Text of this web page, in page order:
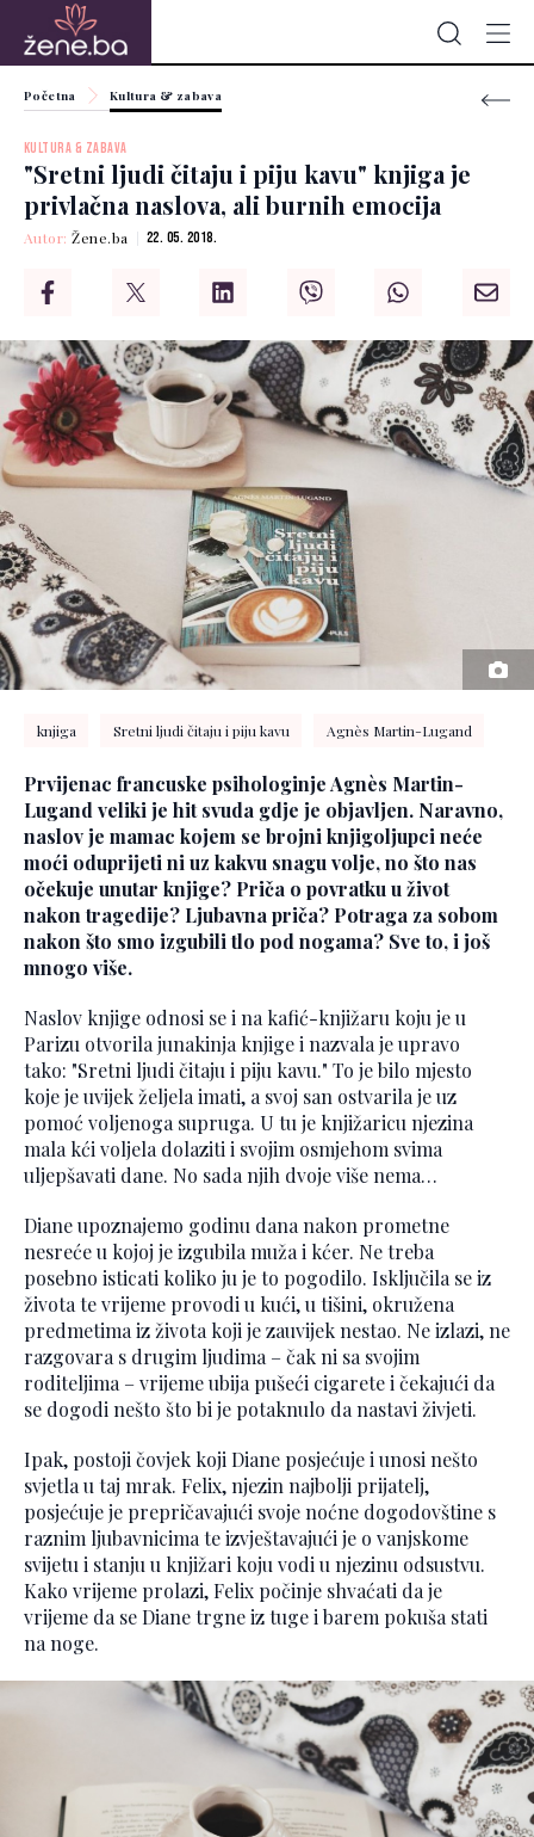
Početna Kultura & zabava
KULTURA & ZABAVA
"Sretni ljudi čitaju i piju kavu" knjiga je
privlačna naslova, ali burnih emocija
Autor:Žene.ba 22. 05. 2018.
knjiga Sretni ljudi čitaju i piju kavu Agnès Martin-Lugand
Prvijenac francuske psihologinje Agnès Martin-
Lugand veliki je hit svuda gdje je objavljen. Naravno,
naslov je mamac kojem se brojni knjigoljupci neće
moći oduprijeti ni uz kakvu snagu volje, no što nas
očekuje unutar knjige? Priča o povratku u život
nakon tragedije? Ljubavna priča? Potraga za sobom
nakon što smo izgubili tlo pod nogama? Sve to, i još
mnogo više.
Naslov knjige odnosi se i na kafić-knjižaru koju je u
Parizu otvorila junakinja knjige i nazvala je upravo
tako: "Sretni ljudi čitaju i piju kavu." To je bilo mjesto
koje je uvijek željela imati, a svoj san ostvarila je uz
pomoć voljenoga supruga. U tu je knjižaricu njezina
mala kći voljela dolaziti i svojim osmjehom svima
uljepšavati dane. No sada njih dvoje više nema…
Diane upoznajemo godinu dana nakon prometne
nesreće u kojoj je izgubila muža i kćer. Ne treba
posebno isticati koliko ju je to pogodilo. Isključila se iz
života te vrijeme provodi u kući, u tišini, okružena
predmetima iz života koji je zauvijek nestao. Ne izlazi, ne
razgovara s drugim ljudima – čak ni sa svojim
roditeljima – vrijeme ubija pušeći cigarete i čekajući da
se dogodi nešto što bi je potaknulo da nastavi živjeti.
Ipak, postoji čovjek koji Diane posjećuje i unosi nešto
svjetla u taj mrak. Felix, njezin najbolji prijatelj,
posjećuje je prepričavajući svoje noćne dogodovštine s
raznim ljubavnicima te izvještavajući je o vanjskome
svijetu i stanju u knjižari koju vodi u njezinu odsustvu.
Kako vrijeme prolazi, Felix počinje shvaćati da je
vrijeme da se Diane trgne iz tuge i barem pokuša stati
na noge.